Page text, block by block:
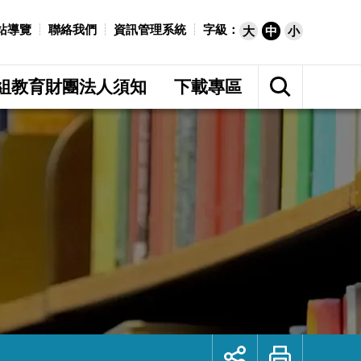
導覽 聯絡我們 資訊管理系統 字級： 大 中 小
教育財團法人須知 下載專區
展
開
網
站
尋
展
列